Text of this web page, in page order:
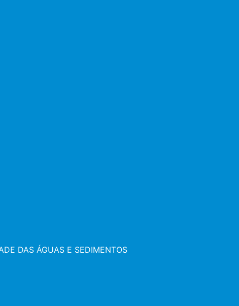
DAS ÁGUAS E SEDIMENTOS